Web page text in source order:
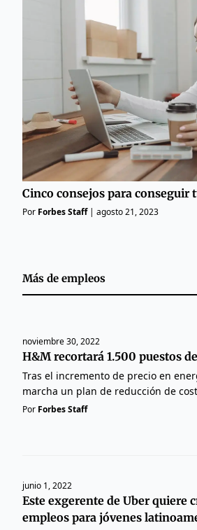
Cinco consejos para conseguir
Por Forbes Staff| agosto 21, 2023
Más de empleos
noviembre 30, 2022
H&M recortará 1.500 puestos
Tras el incremento de precio en
marcha un plan de reducción de
Por Forbes Staff
junio 1, 2022
Este exgerente de Uber quiere
empleos para jóvenes